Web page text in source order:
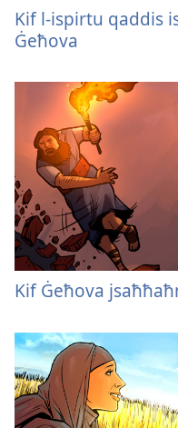
Kif l-ispirtu qaddis
Ġeħova
Kif Ġeħova